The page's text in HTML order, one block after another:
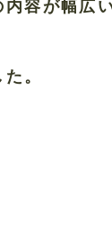
容が幅広
。